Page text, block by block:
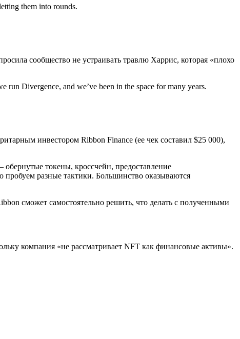
them into rounds.
сообщество не устраивать травлю Харрис, которая «плохо
run Divergence, and we’ve been in the space for many years.
инвестором Ribbon Finance (ее чек составил $25 000),
токены, кроссчейн, предоставление
разные тактики. Большинство оказываются
сможет самостоятельно решить, что делать с полученными
компания «не рассматривает NFT как финансовые активы».